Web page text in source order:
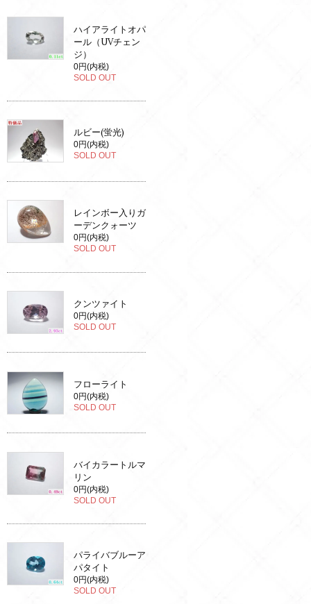
ハイアライトオパ
ール（UVチェン
ジ）
0円(内税)
SOLD OUT
ルビー(蛍光)
0円(内税)
SOLD OUT
レインボー入りガ
ーデンクォーツ
0円(内税)
SOLD OUT
クンツァイト
0円(内税)
SOLD OUT
フローライト
0円(内税)
SOLD OUT
バイカラートルマ
リン
0円(内税)
SOLD OUT
パライバブルーア
パタイト
0円(内税)
SOLD OUT